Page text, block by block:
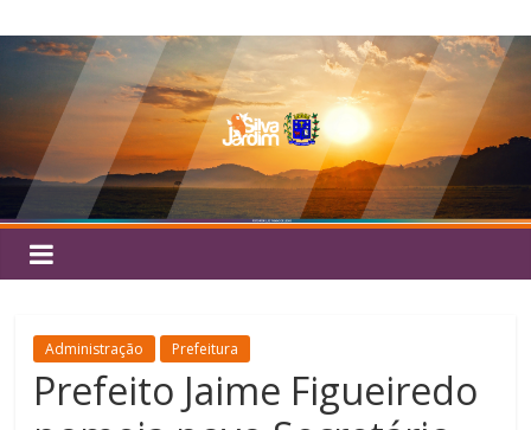
para
conteúdo
Silva
Jardim
Administração Prefeitura
Prefeito Jaime Figueiredo